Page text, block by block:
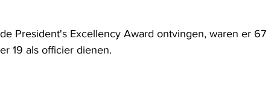
President's Excellency Award ontvingen, waren er
19 als officier dienen.